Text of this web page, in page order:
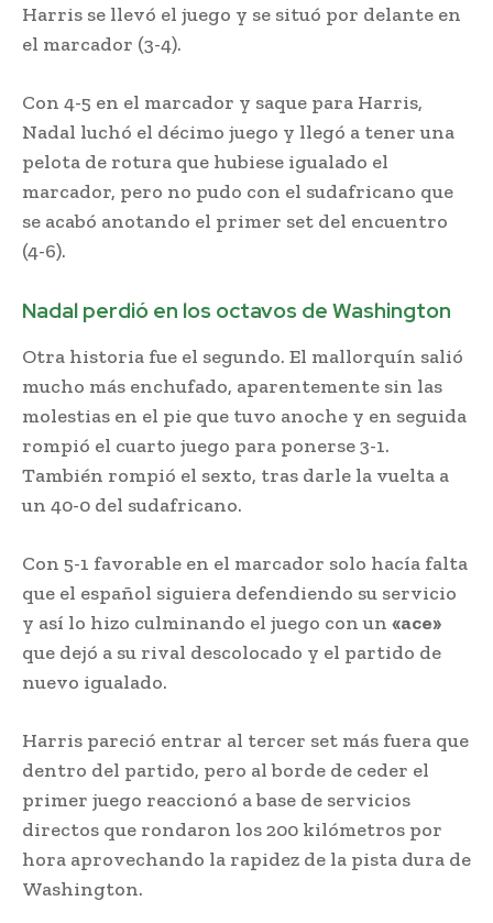
Harris se llevó el juego y se situó por delante en
el marcador (3-4).
Con 4-5 en el marcador y saque para Harris,
Nadal luchó el décimo juego y llegó a tener una
pelota de rotura que hubiese igualado el
marcador, pero no pudo con el sudafricano que
se acabó anotando el primer set del encuentro
(4-6).
Nadal perdió en los octavos de Washington
Otra historia fue el segundo. El mallorquín salió
mucho más enchufado, aparentemente sin las
molestias en el pie que tuvo anoche y en seguida
rompió el cuarto juego para ponerse 3-1.
También rompió el sexto, tras darle la vuelta a
un 40-0 del sudafricano.
Con 5-1 favorable en el marcador solo hacía falta
que el español siguiera defendiendo su servicio
y así lo hizo culminando el juego con un «ace»
que dejó a su rival descolocado y el partido de
nuevo igualado.
Harris pareció entrar al tercer set más fuera que
dentro del partido, pero al borde de ceder el
primer juego reaccionó a base de servicios
directos que rondaron los 200 kilómetros por
hora aprovechando la rapidez de la pista dura de
Washington.